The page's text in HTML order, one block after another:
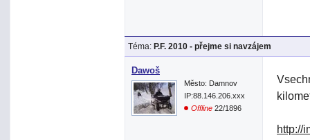
Téma: P.F. 2010 - přejme si navzájem
Dawoš
Město: Damnov
IP:88.146.206.xxx
Offline 22/1896
http://